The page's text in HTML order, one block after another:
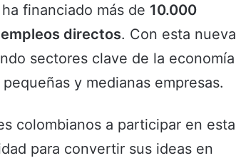
financiado más de 10.000
directos. Con esta nueva
sectores clave de la economía
y medianas empresas.
colombianos a participar en esta
para convertir sus ideas en